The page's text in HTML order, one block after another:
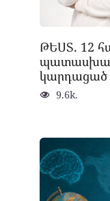
ԹԵՍՏ. 12
կարդացած
9.6k.